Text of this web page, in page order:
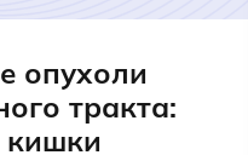
опухоли
тракта:
кишки